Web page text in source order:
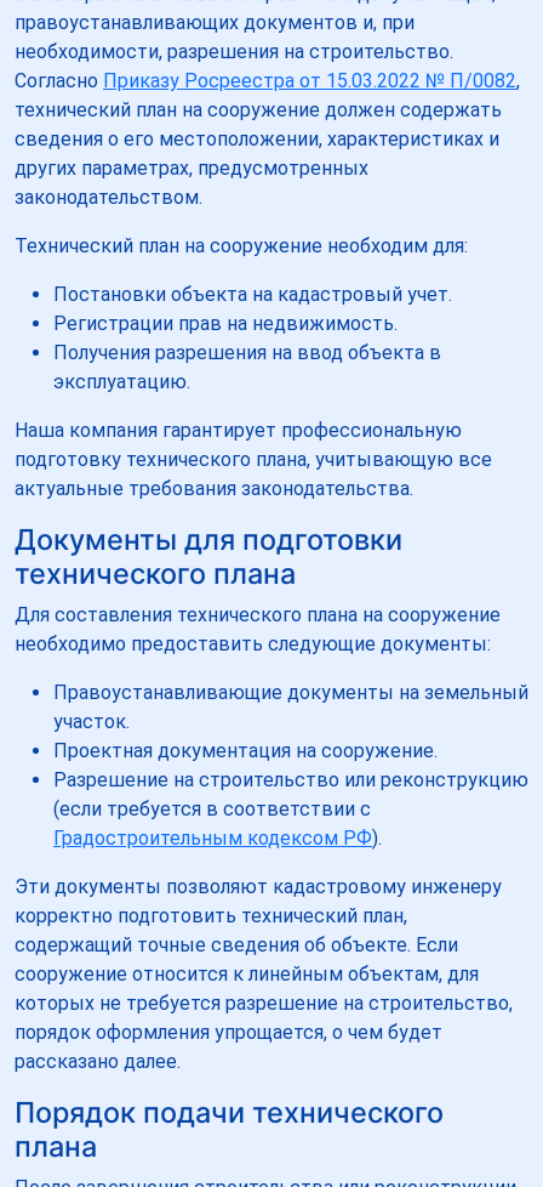
правоустанавливающих документов и, при
необходимости, разрешения на строительство.
Согласно Приказу Росреестра от 15.03.2022 № П/0082,
технический план на сооружение должен содержать
сведения о его местоположении, характеристиках и
других параметрах, предусмотренных
законодательством.
Технический план на сооружение необходим для:
Постановки объекта на кадастровый учет.
Регистрации прав на недвижимость.
Получения разрешения на ввод объекта в
эксплуатацию.
Наша компания гарантирует профессиональную
подготовку технического плана, учитывающую все
актуальные требования законодательства.
Документы для подготовки
технического плана
Для составления технического плана на сооружение
необходимо предоставить следующие документы:
Правоустанавливающие документы на земельный
участок.
Проектная документация на сооружение.
Разрешение на строительство или реконструкцию
(если требуется в соответствии с
Градостроительным кодексом РФ).
Эти документы позволяют кадастровому инженеру
корректно подготовить технический план,
содержащий точные сведения об объекте. Если
сооружение относится к линейным объектам, для
которых не требуется разрешение на строительство,
порядок оформления упрощается, о чем будет
рассказано далее.
Порядок подачи технического
плана